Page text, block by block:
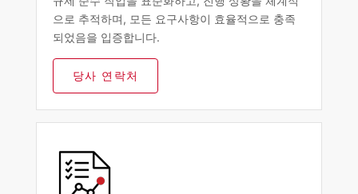
으로 추적하며, 모든 요구사항이 효율적으로 충족
되었음을 입증합니다.
당사 연락처